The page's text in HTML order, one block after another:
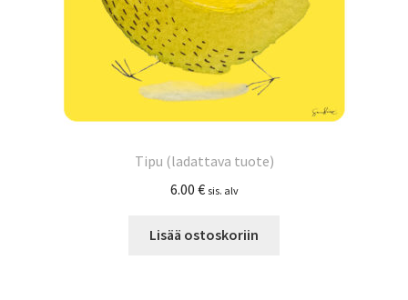
Tipu (ladattava tuote)
6.00 € sis. alv
Lisää ostoskoriin